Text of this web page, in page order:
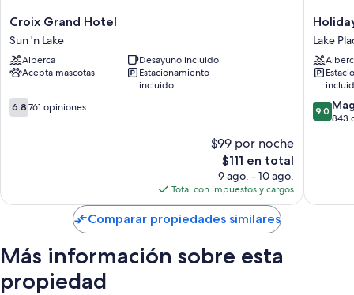
Croix
Grand
Hotel
Sun
'n
Croix Grand Hotel
Sun 'n Lake
Alberca
Desayuno incluido
Acepta mascotas
Estacionamiento
incluido
6.8
de
6.8 761 opiniones
$99 por noche
El
precio
actual
es
de
$111
$111 en total
9 ago. - 10 ago.
Total con impuestos y cargos
Holiday
Inn
Express
&
Suites
Lake
Placid
by
Lake
9.0
de
9.0
843
Comparar propiedades similares
Más información sobre esta
propiedad